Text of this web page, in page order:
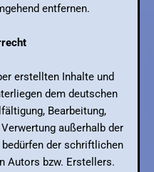
entfernen.
erstellten Inhalte und
dem deutschen
Bearbeitung,
außerhalb der
der schriftlichen
Autors bzw. Erstellers.